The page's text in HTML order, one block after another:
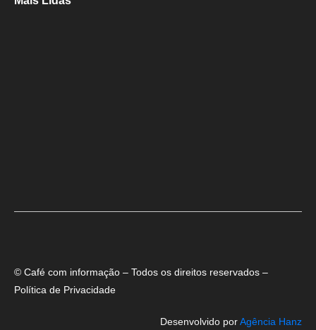
© Café com informação – Todos os direitos reservados –
Política de Privacidade
Desenvolvido porAgência Hanz